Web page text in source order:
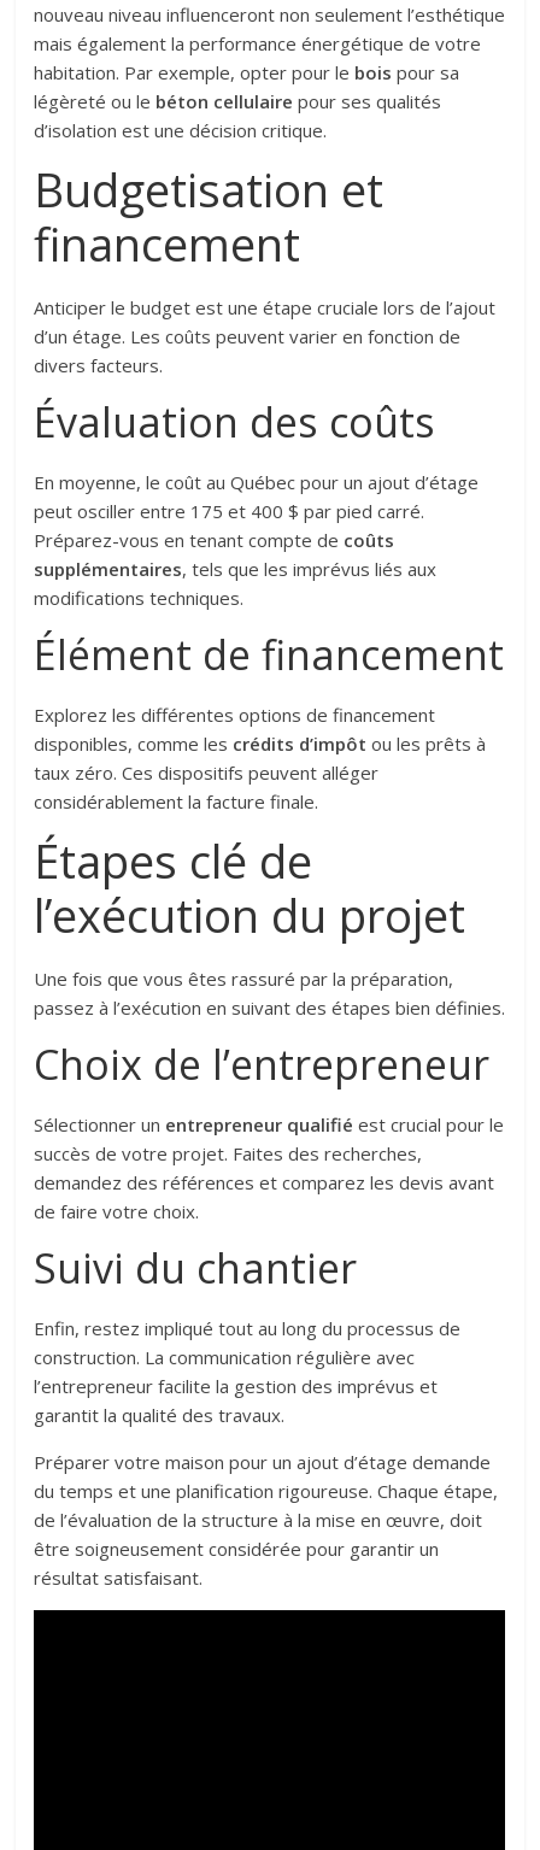
nouveau niveau influenceront non seulement l’esthétique
mais également la performance énergétique de votre
habitation. Par exemple, opter pour le bois pour sa
légèreté ou le béton cellulaire pour ses qualités
d’isolation est une décision critique.
Budgetisation et
financement
Anticiper le budget est une étape cruciale lors de l’ajout
d’un étage. Les coûts peuvent varier en fonction de
divers facteurs.
Évaluation des coûts
En moyenne, le coût au Québec pour un ajout d’étage
peut osciller entre 175 et 400 $ par pied carré.
Préparez-vous en tenant compte de coûts
supplémentaires, tels que les imprévus liés aux
modifications techniques.
Élément de financement
Explorez les différentes options de financement
disponibles, comme les crédits d’impôt ou les prêts à
taux zéro. Ces dispositifs peuvent alléger
considérablement la facture finale.
Étapes clé de
l’exécution du projet
Une fois que vous êtes rassuré par la préparation,
passez à l’exécution en suivant des étapes bien définies.
Choix de l’entrepreneur
Sélectionner un entrepreneur qualifié est crucial pour le
succès de votre projet. Faites des recherches,
demandez des références et comparez les devis avant
de faire votre choix.
Suivi du chantier
Enfin, restez impliqué tout au long du processus de
construction. La communication régulière avec
l’entrepreneur facilite la gestion des imprévus et
garantit la qualité des travaux.
Préparer votre maison pour un ajout d’étage demande
du temps et une planification rigoureuse. Chaque étape,
de l’évaluation de la structure à la mise en œuvre, doit
être soigneusement considérée pour garantir un
résultat satisfaisant.